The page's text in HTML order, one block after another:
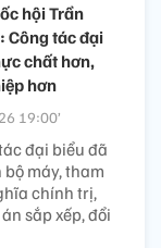
hội Trần
Công tác đại
chất hơn,
hơn
19:00’
đại biểu đã
máy, tham
chính trị,
sắp xếp, đổi